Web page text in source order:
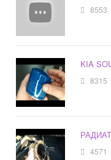
8553
KIA
8315
4571